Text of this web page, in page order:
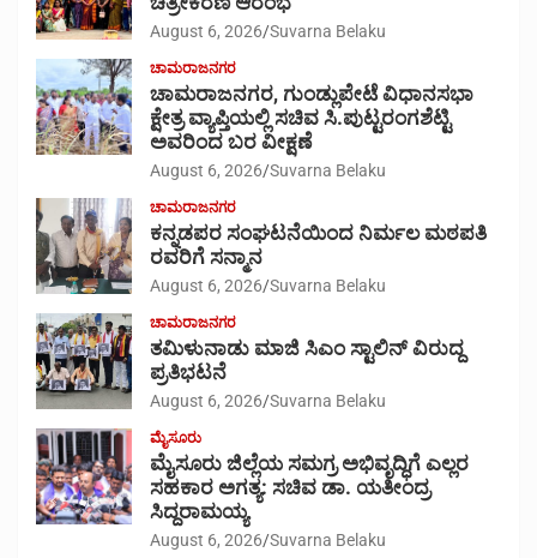
August 6, 2026 Suvarna Belaku
ಚಾಮರಾಜನಗರ
ಚಾಮರಾಜನಗರ, ಗುಂಡ್ಲುಪೇಟೆ ವಿಧಾನಸಭಾ
ಕ್ಷೇತ್ರ ವ್ಯಾಪ್ತಿಯಲ್ಲಿ ಸಚಿವ ಸಿ.ಪುಟ್ಟರಂಗಶೆಟ್ಟಿ
ಅವರಿಂದ ಬರ ವೀಕ್ಷಣೆ
August 6, 2026 Suvarna Belaku
ಚಾಮರಾಜನಗರ
ಕನ್ನಡಪರ ಸಂಘಟನೆಯಿಂದ ನಿರ್ಮಲ ಮಠಪತಿ
ರವರಿಗೆ ಸನ್ಮಾನ
August 6, 2026 Suvarna Belaku
ಚಾಮರಾಜನಗರ
ತಮಿಳುನಾಡು ಮಾಜಿ ಸಿಎಂ ಸ್ಟಾಲಿನ್ ವಿರುದ್ದ
ಪ್ರತಿಭಟನೆ
August 6, 2026 Suvarna Belaku
ಮೈಸೂರು
ಮೈಸೂರು ಜಿಲ್ಲೆಯ ಸಮಗ್ರ ಅಭಿವೃದ್ಧಿಗೆ ಎಲ್ಲರ
ಸಹಕಾರ ಅಗತ್ಯ: ಸಚಿವ ಡಾ. ಯತೀಂದ್ರ
ಸಿದ್ದರಾಮಯ್ಯ
August 6, 2026 Suvarna Belaku